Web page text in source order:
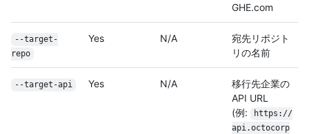
GHE.com
--target-
repo
Yes N/A
宛先リポジト
リの名前
--target-api Yes N/A
移行先企業の
API URL
(例:
https://
api.octocorp